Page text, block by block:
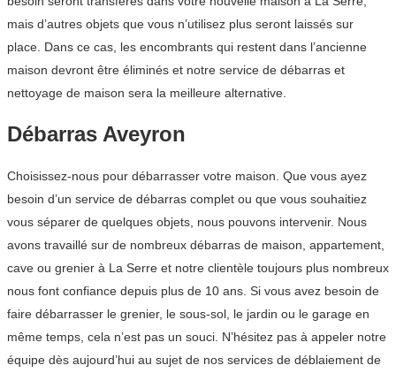
mais d’autres objets que vous n’utilisez plus seront laissés sur
place. Dans ce cas, les encombrants qui restent dans l’ancienne
maison devront être éliminés et notre service de débarras et
nettoyage de maison sera la meilleure alternative.
Débarras Aveyron
Choisissez-nous pour débarrasser votre maison. Que vous ayez
besoin d’un service de débarras complet ou que vous souhaitiez
vous séparer de quelques objets, nous pouvons intervenir. Nous
avons travaillé sur de nombreux débarras de maison, appartement,
cave ou grenier à La Serre et notre clientèle toujours plus nombreux
nous font confiance depuis plus de 10 ans. Si vous avez besoin de
faire débarrasser le grenier, le sous-sol, le jardin ou le garage en
même temps, cela n’est pas un souci. N’hésitez pas à appeler notre
équipe dès aujourd’hui au sujet de nos services de déblaiement de